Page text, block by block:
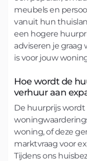
meubels en
vanuit hun
een hogere
adviseren je
is voor jouw
Hoe wordt de
verhuur aan
De huurprijs wordt
woning, of deze
marktvraag voor
Tijdens ons